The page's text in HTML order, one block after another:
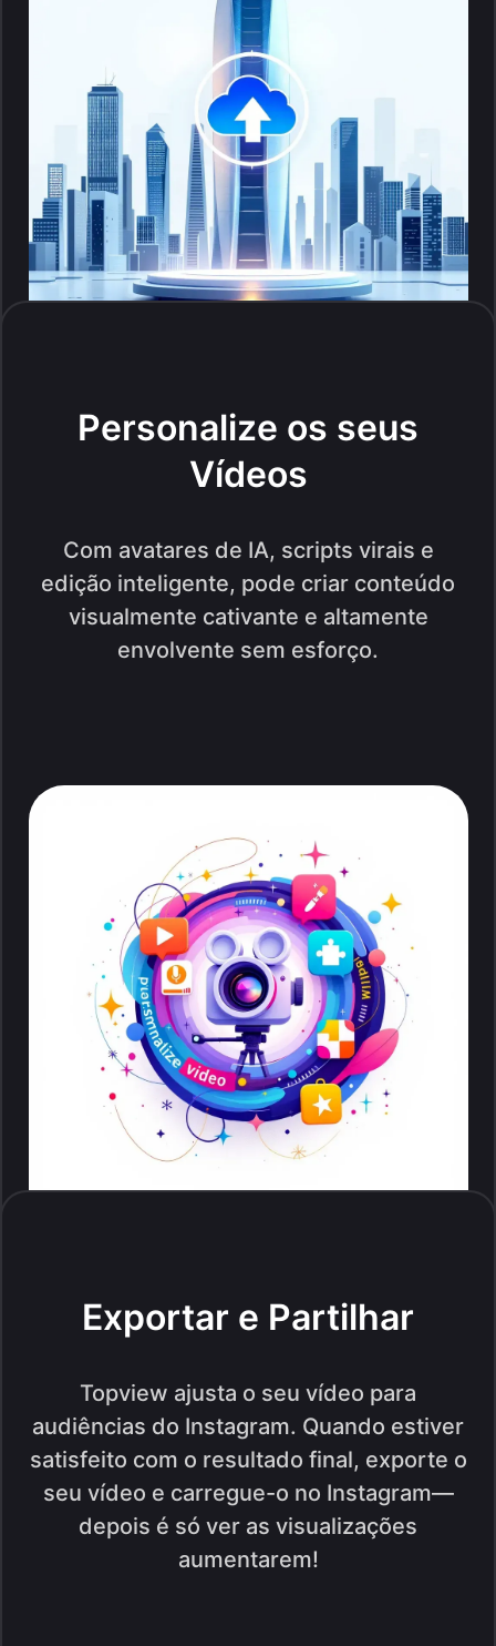
Personalize os seus
Vídeos
Com avatares de IA, scripts virais e
edição inteligente, pode criar conteúdo
visualmente cativante e altamente
envolvente sem esforço.
Exportar e Partilhar
Topview ajusta o seu vídeo para
audiências do Instagram. Quando estiver
satisfeito com o resultado final, exporte o
seu vídeo e carregue-o no Instagram—
depois é só ver as visualizações
aumentarem!